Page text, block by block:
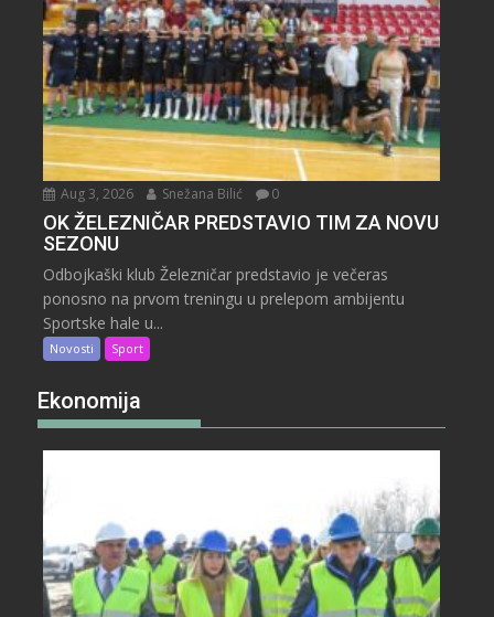
Aug 3, 2026 Snežana Bilić 0
OK ŽELEZNIČAR PREDSTAVIO TIM ZA NOVU
SEZONU
Odbojkaški klub Železničar predstavio je večeras
ponosno na prvom treningu u prelepom ambijentu
Sportske hale u...
Novosti Sport
Ekonomija